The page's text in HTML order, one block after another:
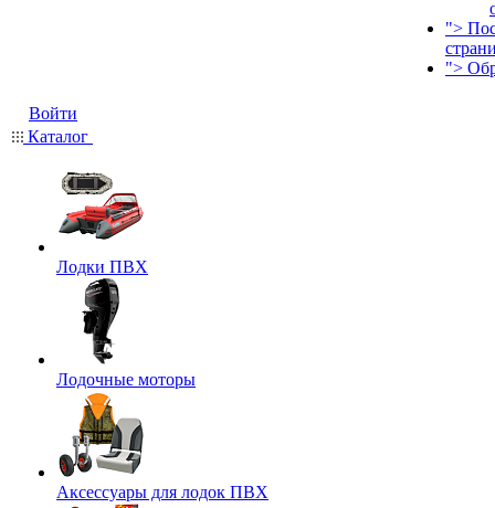
">
">
Войти
Каталог
Лодки ПВХ
Лодочные моторы
Аксессуары для лодок ПВХ